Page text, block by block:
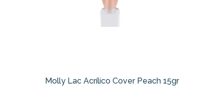
Molly Lac Acrílico Cover Peach 15gr